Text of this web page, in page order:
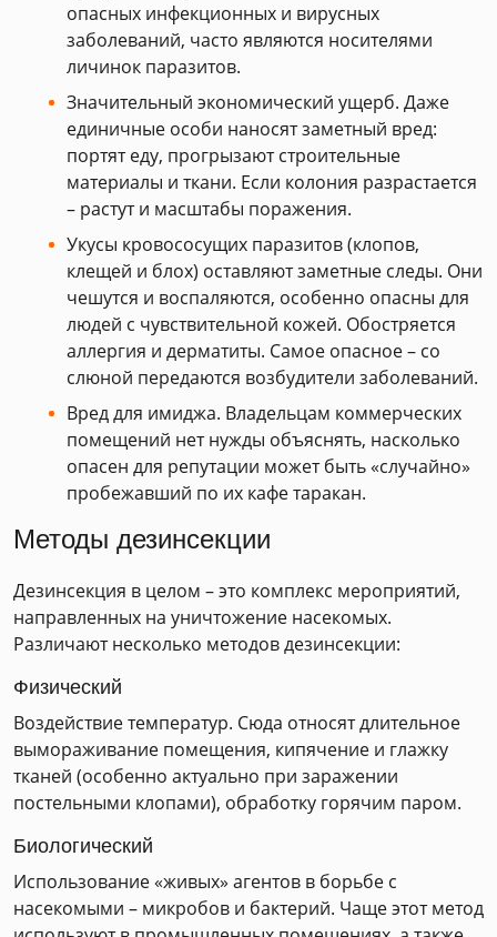
опасных инфекционных и вирусных
заболеваний, часто являются носителями
личинок паразитов.
Значительный экономический ущерб. Даже
единичные особи наносят заметный вред:
портят еду, прогрызают строительные
материалы и ткани. Если колония разрастается
– растут и масштабы поражения.
Укусы кровососущих паразитов (клопов,
клещей и блох) оставляют заметные следы. Они
чешутся и воспаляются, особенно опасны для
людей с чувствительной кожей. Обостряется
аллергия и дерматиты. Самое опасное – со
слюной передаются возбудители заболеваний.
Вред для имиджа. Владельцам коммерческих
помещений нет нужды объяснять, насколько
опасен для репутации может быть «случайно»
пробежавший по их кафе таракан.
Методы дезинсекции
Дезинсекция в целом – это комплекс мероприятий,
направленных на уничтожение насекомых.
Различают несколько методов дезинсекции:
Физический
Воздействие температур. Сюда относят длительное
вымораживание помещения, кипячение и глажку
тканей (особенно актуально при заражении
постельными клопами), обработку горячим паром.
Биологический
Использование «живых» агентов в борьбе с
насекомыми – микробов и бактерий. Чаще этот метод